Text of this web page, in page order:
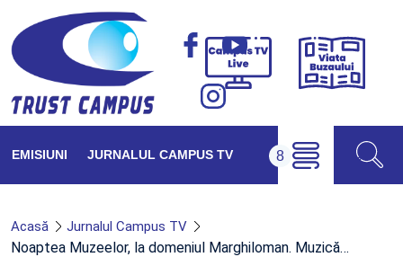
Campus
Viața
EMISIUNI JURNALUL CAMPUS TV
Acasă Jurnalul Campus TV
Noaptea Muzeelor, la domeniul Marghiloman. Muzică…